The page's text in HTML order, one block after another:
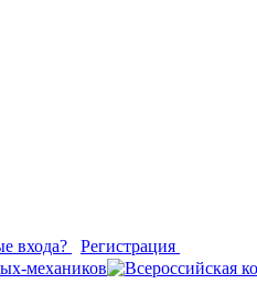
входа? Регистрация